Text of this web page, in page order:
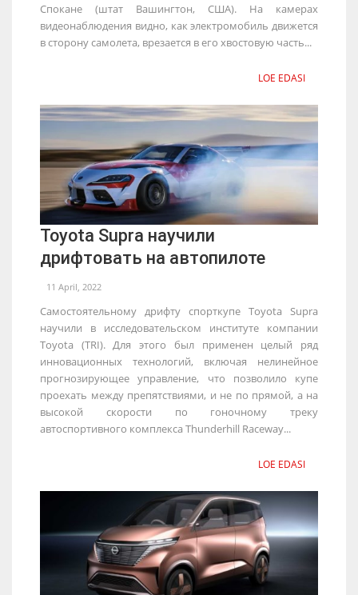
Спокане (штат Вашингтон, США). На камерах
видеонаблюдения видно, как электромобиль движется
в сторону самолета, врезается в его хвостовую часть...
LOE EDASI
Toyota Supra научили
дрифтовать на автопилоте
11 April, 2022
Самостоятельному дрифту спорткупе Toyota Supra
научили в исследовательском институте компании
Toyota (TRI). Для этого был применен целый ряд
инновационных технологий, включая нелинейное
прогнозирующее управление, что позволило купе
проехать между препятствиями, и не по прямой, а на
высокой скорости по гоночному треку
автоспортивного комплекса Thunderhill Raceway...
LOE EDASI